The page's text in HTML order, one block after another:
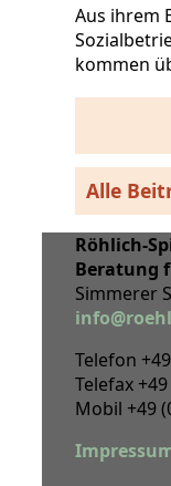
Aus ihrem
kommen
Alle
Röhlich-
Beratung
Simmerer
Telefon
Telefax
Mobil +49